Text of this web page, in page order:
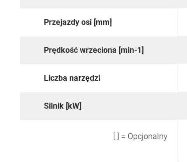
Przejazdy osi [mm]
Prędkość wrzeciona [min-1]
Liczba narzędzi
Silnik [kW]
[ ] = Opcjonalny